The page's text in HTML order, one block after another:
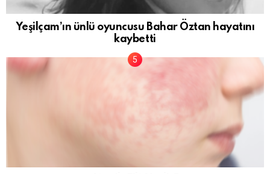
Yeşilçam’ın ünlü oyuncusu Bahar Öztan hayatını
kaybetti